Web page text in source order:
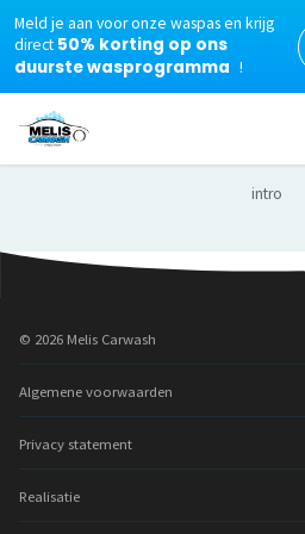
Meld je aan voor onze waspas en krijg
direct 50% korting op ons
duurste wasprogramma !
De digitale waspas
Behandeling interieur/exterieurintro
© 2026 Melis Carwash
Algemene voorwaarden
Privacy statement
Realisatie